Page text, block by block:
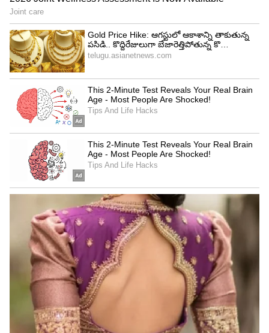
Image Credit :Getty
వందే భారత్ స్లీపర్ లో శబ్దం లేకుండా కంఫర్ట్ జర్నీ
రైలు అనగానే మనకు ముందుగా గుర్తుకువచ్చేది దాని
శబ్దమే... ఇది ప్రయాణికులకు ఇబ్బంది పెడుతుంటుంది.
ముఖ్యంగా రాత్రి సమయంలో వేగంగా వెళ్లే రైలు సౌండ్ కు
చాలామందికి నిద్రపట్టదు. అయితే వందే భారత్ స్లీపర్ ట్రైన్
లో ఈ సమస్య ఉండదు... ప్రయాణికులకు ఎలాంటి శబ్దాలు
వినపడకుండా ‘నాయిస్ ఇన్సులేషన్’ సాంకేతికతను
ఉపయోగించారు. దీనివల్ల ప్రయాణికులు హాయిగా
నిద్రపోవచ్చు.
ఇక సాధారణ రాజధాని, ఎక్స్‌ప్రెస్ రైళ్లతో పోలిస్తే వందే
భారత్ స్లీపర్‌లో సీట్లు, బర్త్‌ల కంఫర్ట్ నెక్ట్స్ లెవల్‌లో
ఉంటుంది. బర్త్‌లపై ప్రయాణికులు పడుకున్నప్పుడు ఎంతో